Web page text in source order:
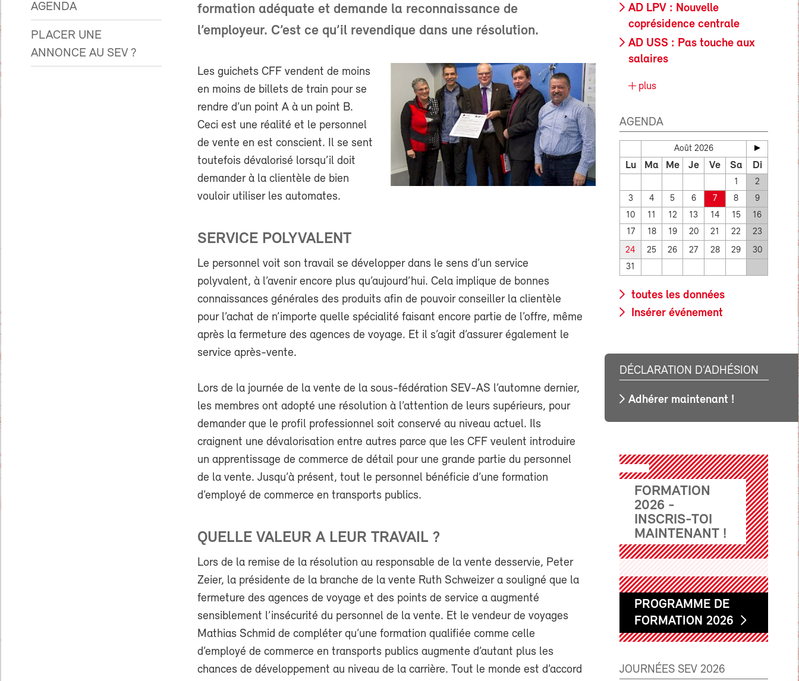
AGENDA
PLACER UNE
ANNONCE AU SEV ?
formation adéquate et demande la reconnaissance de
l’employeur. C’est ce qu’il revendique dans une résolution.
Les guichets CFF vendent de moins
en moins de billets de train pour se
rendre d’un point A à un point B.
Ceci est une réalité et le personnel
de vente en est conscient. Il se sent
toutefois dévalorisé lorsqu’il doit
demander à la clientèle de bien
vouloir utiliser les automates.
SERVICE POLYVALENT
Le personnel voit son travail se développer dans le sens d’un service
polyvalent, à l’avenir encore plus qu’aujourd’hui. Cela implique de bonnes
connaissances générales des produits afin de pouvoir conseiller la clientèle
pour l’achat de n’importe quelle spécialité faisant encore partie de l’offre, même
après la fermeture des agences de voyage. Et il s’agit d’assurer également le
service après-vente.
Lors de la journée de la vente de la sous-fédération SEV-AS l’automne dernier,
les membres ont adopté une résolution à l’attention de leurs supérieurs, pour
demander que le profil professionnel soit conservé au niveau actuel. Ils
craignent une dévalorisation entre autres parce que les CFF veulent introduire
un apprentissage de commerce de détail pour une grande partie du personnel
de la vente. Jusqu’à présent, tout le personnel bénéficie d’une formation
d’employé de commerce en transports publics.
QUELLE VALEUR A LEUR TRAVAIL ?
Lors de la remise de la résolution au responsable de la vente desservie, Peter
Zeier, la présidente de la branche de la vente Ruth Schweizer a souligné que la
fermeture des agences de voyage et des points de service a augmenté
sensiblement l’insécurité du personnel de la vente. Et le vendeur de voyages
Mathias Schmid de compléter qu’une formation qualifiée comme celle
d’employé de commerce en transports publics augmente d’autant plus les
chances de développement au niveau de la carrière. Tout le monde est d’accord
AD LPV : Nouvelle
coprésidence centrale
AD USS : Pas touche aux
salaires
plus
AGENDA
Août 2026
Lu Ma Me Je Ve Sa Di
1
2
3
4 5 6 7 8
9
10
11 12 13 14 15
16
17
18 19 20 21 22 23
24 25 26 27 28 29
30
31
toutes les données
Insérer événement
DÉCLARATION D’ADHÉSION
Adhérer maintenant !
FORMATION
2026 -
INSCRIS-TOI
MAINTENANT !
PROGRAMME DE
FORMATION 2026
JOURNÉES SEV 2026